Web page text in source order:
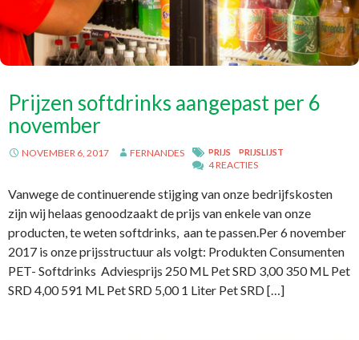
Prijzen softdrinks aangepast per 6
november
NOVEMBER 6, 2017 FERNANDES PRIJS PRIJSLIJST
4 REACTIES
Vanwege de continuerende stijging van onze bedrijfskosten
zijn wij helaas genoodzaakt de prijs van enkele van onze
producten, te weten softdrinks, aan te passen.Per 6 november
2017 is onze prijsstructuur als volgt: Produkten Consumenten
PET- Softdrinks Adviesprijs 250 ML Pet SRD 3,00 350 ML Pet
SRD 4,00 591 ML Pet SRD 5,00 1 Liter Pet SRD […]